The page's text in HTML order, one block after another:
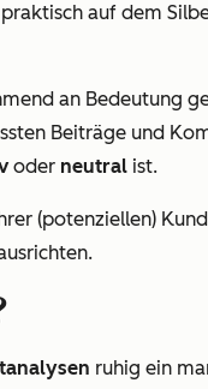
auf dem
an Bedeutung
Beiträge und
oder neutral ist.
(potenziellen)
n ruhig ein